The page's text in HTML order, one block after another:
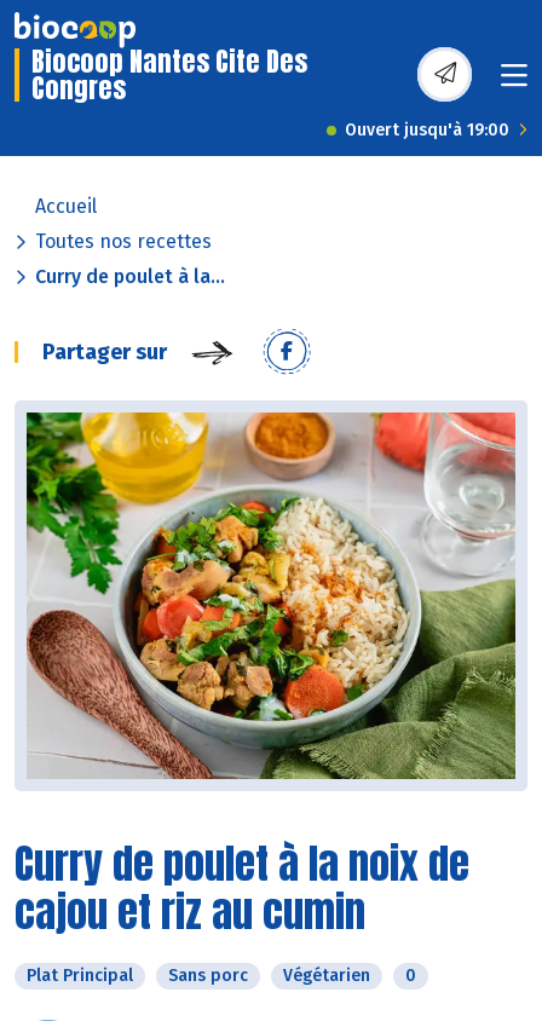
Biocoop Nantes Cite Des
Congres
Ouvert jusqu'à 19:00
Accueil
Toutes nos recettes
Curry de poulet à la...
Partager sur
Curry de poulet à la noix de
cajou et riz au cumin
Plat Principal Sans porc Végétarien 0